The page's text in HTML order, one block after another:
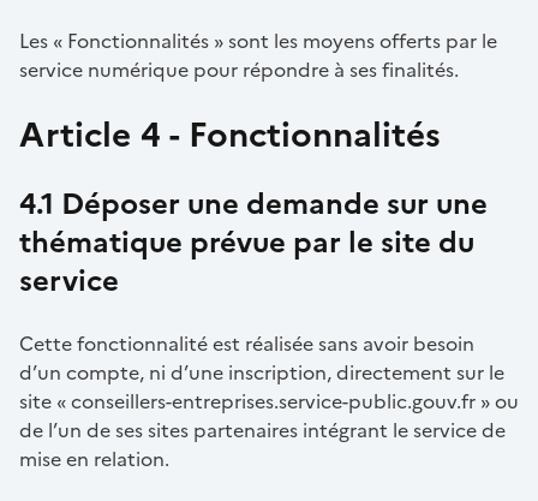
Les « Fonctionnalités » sont les moyens offerts par le
service numérique pour répondre à ses finalités.
Article 4 - Fonctionnalités
4.1 Déposer une demande sur une
thématique prévue par le site du
service
Cette fonctionnalité est réalisée sans avoir besoin
d’un compte, ni d’une inscription, directement sur le
site « conseillers-entreprises.service-public.gouv.fr » ou
de l’un de ses sites partenaires intégrant le service de
mise en relation.